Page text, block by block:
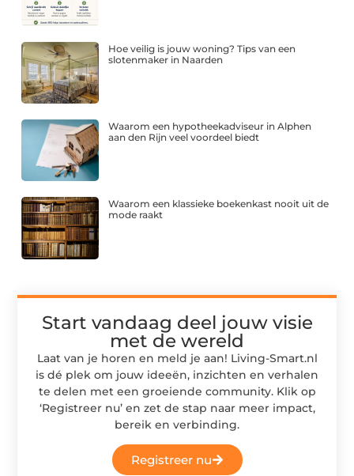
Hoe veilig is jouw woning? Tips van een
slotenmaker in Naarden
Waarom een hypotheekadviseur in Alphen
aan den Rijn veel voordeel biedt
Waarom een klassieke boekenkast nooit uit de
mode raakt
Start vandaag deel jouw visie
met de wereld
Laat van je horen en meld je aan! Living-Smart.nl
is dé plek om jouw ideeën, inzichten en verhalen
te delen met een groeiende community. Klik op
‘Registreer nu’ en zet de stap naar meer impact,
bereik en verbinding.
Registreer nu